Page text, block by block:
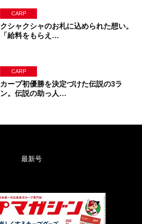
CARP
クシャクシャのお札に込められた想い。
「給料をもらえ…
CARP
カープ初優勝を決定づけた伝説の3ラ
ン。伝説の助っ人…
最新号